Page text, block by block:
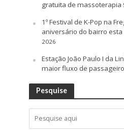
gratuita de massoterapia
1º Festival de K-Pop na
aniversário do bairro
2026
Estação João Paulo I da
maior fluxo de
Pesquise